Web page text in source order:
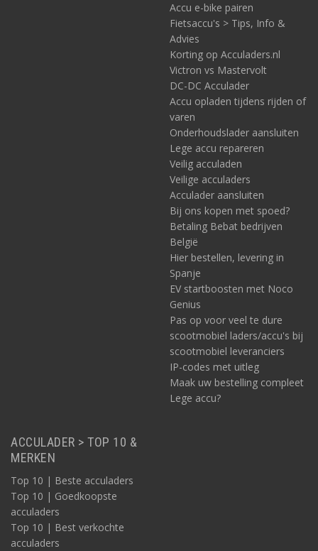
Accu e-bike pairen
Fietsaccu's > Tips, Info &
Advies
Korting op Acculaders.nl
Victron vs Mastervolt
DC-DC Acculader
Accu opladen tijdens rijden of
varen
Onderhoudslader aansluiten
Lege accu repareren
Veilig acculaden
Veilige acculaders
Acculader aansluiten
Bij ons kopen met spoed?
Betaling Bebat bedrijven
België
Hier bestellen, levering in
Spanje
EV startboosten met Noco
Genius
Pas op voor veel te dure
scootmobiel laders/accu's bij
scootmobiel leveranciers
IP-codes met uitleg
Maak uw bestelling compleet
Lege accu?
ACCULADER > TOP 10 &
MERKEN
Top 10 | Beste acculaders
Top 10 | Goedkoopste
acculaders
Top 10 | Best verkochte
acculaders